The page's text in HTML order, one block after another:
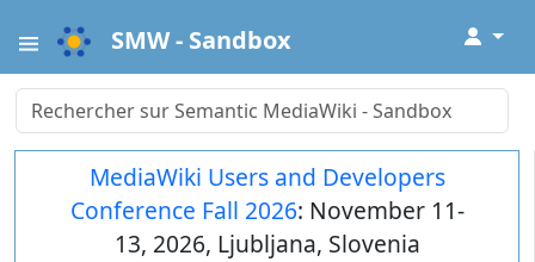
SMW - Sandbox ↓
MediaWiki Users and Developers
Conference Fall 2026: November 11-
13, 2026, Ljubljana, Slovenia